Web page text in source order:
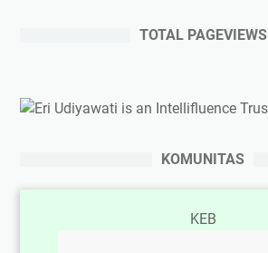
TOTAL PAGEVIEWS
KOMUNITAS
KEB